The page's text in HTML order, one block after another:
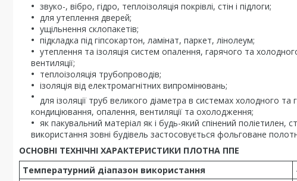
звуко-, вібро, гідро, теплоізоляція покрівлі, стін і підлоги;
для утеплення дверей;
ущільнення склопакетів;
підкладка під гіпсокартон, ламінат, паркет, лінолеум;
утеплення та ізоляція систем опалення, гарячого та
вентиляції;
теплоізоляція трубопроводів;
ізоляція від електромагнітних випромінювань;
для ізоляції труб великого діаметра в системах холодного
кондиціювання, опалення, вентиляції та охолодження;
як пакувальний матеріал як і будь-який спінений поліетилен,
використання зовні будівель застосовується фольговане
ОСНОВНІ ТЕХНІЧНІ ХАРАКТЕРИСТИКИ ПЛОТНА ППЕ
Температурний діапазон використання